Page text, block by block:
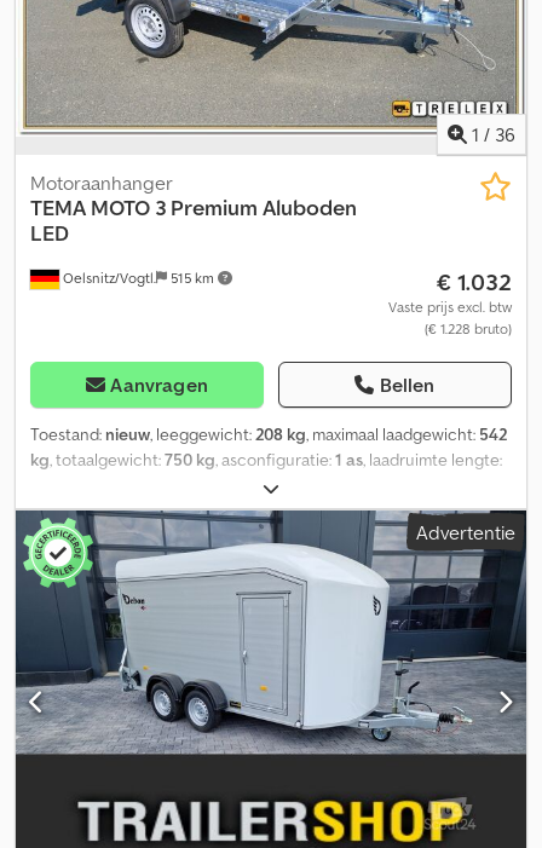
1 / 36
Oelsnitz/Vogtl. 515 km
Motoraanhanger
TEMA MOTO 3 Premium Aluboden
LED
€ 1.032
Vaste prijs excl. btw
(€ 1.228 bruto)
Aanvragen Bellen
Toestand: nieuw, leeggewicht:208 kg, maximaal laadgewicht: 542
kg, totaalgewicht:750 kg, asconfiguratie:1 as, laadruimte lengte:
1.550 mm
totale breedte:1.930 mm, bandenmaten:R13, aanhangerrem:
ongeremde aanhanger, Temared MOTO 3 Premium motorwagen
met aluminium bodem en LED-verlichting Motorwagen voor 1, 2 of
3 motorfietsen - NIEUW - Beschikbaar uit voorraad, inclusief: -
Aluminium geribbeld plaatstalen bodem - LED-verlichting Tegen
meerprijs mogelijk: > Bladveeronderstel in plaats van rubberen
veeras (aanzienlijk beter rijgedrag!) Technische gegevens: Djdpfx
Aev Ad Edekcjwa * Toegestaan totaal gewicht 750 kg, ongeremd,
één as * Steunwiel standaard * Eigen gewicht ca. 208 kg *
Draagvermogen ca. 542 kg * Laadlengte 205 cm - geschikt voor
oprijrails zonder beugel 205 cm * Laadbreedte 155 cm *
Bandenmaat 155/70R13 * Afmetingen totaal 313 x 193 x 83 cm
Uitrusting en constructie: * V-dissel verzinkt, kantelfunctie via de
Advertentie